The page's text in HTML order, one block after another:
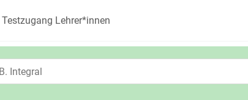
Testzugang Lehrer*innen